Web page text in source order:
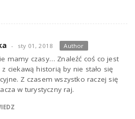
sty 01, 2018 Author
mamy czasy… Znaleźć coś co jest
ciekawą historią by nie stało się
Z czasem wszystko raczej się
w turystyczny raj.